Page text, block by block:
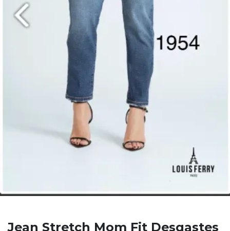
Jean Stretch Mom Fit Desgastes